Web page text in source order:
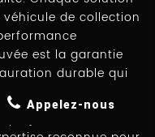
de collection
est la garantie
durable qui
variés, FK
Appelez-nous